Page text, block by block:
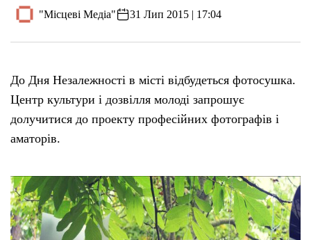
"Місцеві Медіа" 31 Лип 2015 | 17:04
До Дня Незалежності в місті відбудеться фотосушка.
Центр культури і дозвілля молоді запрошує
долучитися до проекту професійних фотографів і
аматорів.